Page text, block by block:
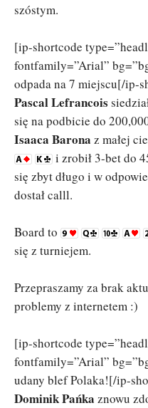
szóstym.
[ip-shortcode
fontfamily=”Arial”
odpada na 7 miejscu[/ip-
Pascal Lefrancois
się na podbicie do
Isaaca Barona z małej
i zrobił 3-bet do
się zbyt długo i w
dostał calll.
Board to
się z turniejem.
Przepraszamy za brak
problemy z internetem :)
[ip-shortcode
fontfamily=”Arial”
udany blef Polaka![/ip-
Dominik Pańka znowu